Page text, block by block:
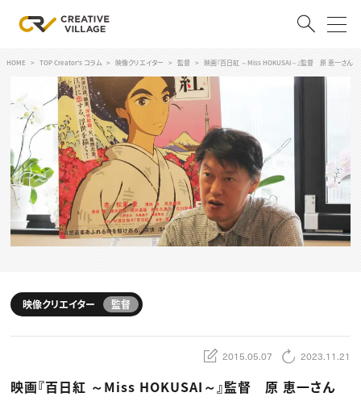
ログイン
RECRUIT
クリエイター求人を探す
CREATIVE JOB求人検索
特集求人
採用説明会
スキルアップしたい！
デザイン
編集・ライティング
マーケティング
TOP Creator’s コラム
Webクリエイター
アプリクリエイター
セミナー
HOME TOP Creator's コラム 映像クリエイター 監督 映画『百日紅 ～Miss HOKUSAI～』監督 原 恵一さん
映像クリエイター 監督
2015.05.07 2023.11.21
映画『百日紅 ～Miss HOKUSAI～』監督 原 恵一さん